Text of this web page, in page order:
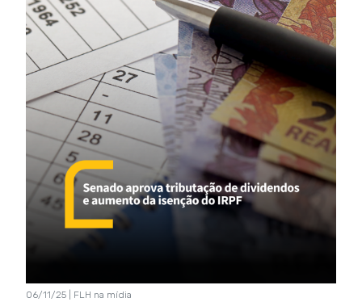
06/11/25 | FLH na mídia